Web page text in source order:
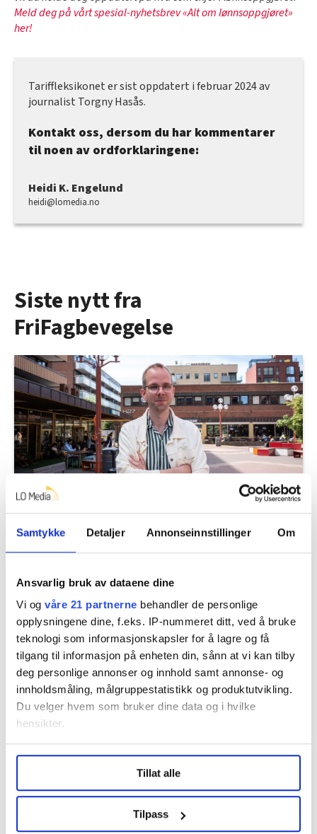
Samtykke Detaljer Annonseinnstillinger Om
Ansvarlig bruk av dataene dine
Vi og våre 21 partnerne behandler de personlige
opplysningene dine, f.eks. IP-nummeret ditt, ved å bruke
teknologi som informasjonskapsler for å lagre og få
tilgang til informasjon på enheten din, sånn at vi kan tilby
deg personlige annonser og innhold samt annonse- og
innholdsmåling, målgruppestatistikk og produktutvikling.
Du velger hvem som bruker dine data og i hvilke
hensikter.
Undermer infokan du lese om hvordan dine personlige
data behandles og hvordan du kan velge hvordan de skal
brukes. Du kan hele tiden endre eller trekke tilbake ditt
samtykke fra erklæringen om informasjonskapsler.
Tillat alle
Tilpass
Meld deg på vårt spesial-nyhetsbrev «Alt om lønnsoppgjøret»
her!
Tariffleksikonet er sist oppdatert i februar 2024 av
journalist Torgny Hasås.
Kontakt oss, dersom du har kommentarer
til noen av ordforklaringene:
Heidi K. Engelund
heidi@lomedia.no
Siste nytt fra
FriFagbevegelse
uten faste oppgaver
Derfor kan det bli SAS-streik til helgen